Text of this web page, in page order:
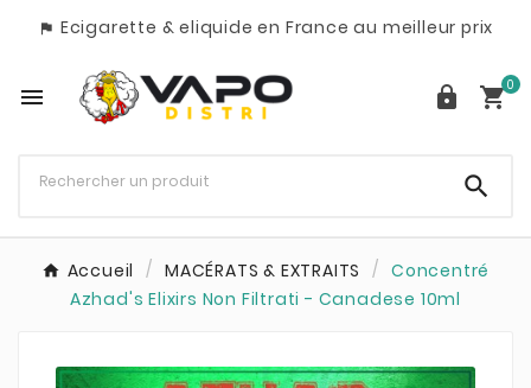
 Ecigarette & eliquide en France au meilleur prix
  0

Accueil MACÉRATS & EXTRAITS
Concentré
Azhad's Elixirs Non Filtrati - Canadese 10ml